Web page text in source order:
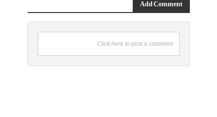
Add Comment
Click here to post a comment